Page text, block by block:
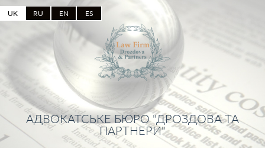
UK RU EN ES
АДВОКАТСЬКЕ БЮРО "ДРОЗДОВА ТА
ПАРТНЕРИ"